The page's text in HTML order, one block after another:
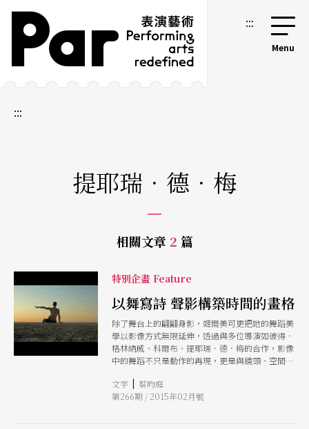
跳到主要內容區塊
網站導覽 :::
:::
提耶瑞．德．梅
相關文章 2 篇
特別企畫 Feature
以舞寫詩 聲影構築時間的畫格
除了舞台上的翩翩身影，姬爾美可更把她的舞蹈美
學以影像方式無限延伸，透過與多位導演如彼得．
格林納威、科爾布、提耶瑞．德．梅的合作，影像
中的舞蹈不只是動作的再現，更是與鏡頭、空間、
旅行，可以保持距離，察覺、整理、分析、比較小
細節的變化，也可以像孩子一樣，忘情神迷。
文字 | 蔡昀庭
第266期 / 2015年02月號